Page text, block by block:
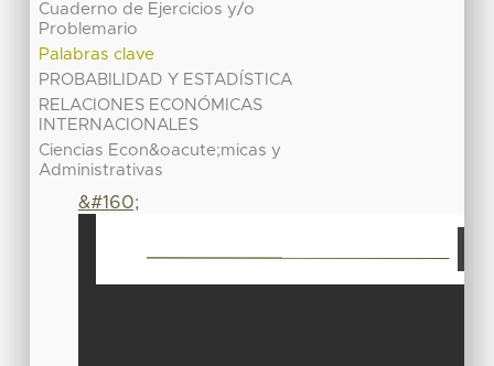
Cuaderno de Ejercicios y/o
Problemario
Palabras clave
PROBABILIDAD Y ESTADÍSTICA
RELACIONES ECONÓMICAS
INTERNACIONALES
Ciencias Econ&oacute;micas y
Administrativas
&#160;